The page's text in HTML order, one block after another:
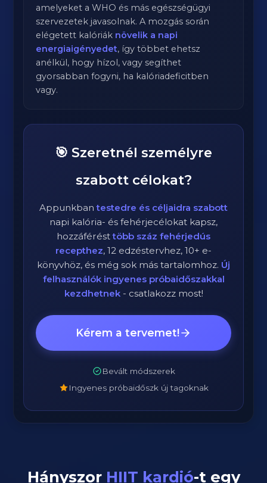
amelyeket a WHO és más egészségügyi
szervezetek javasolnak. A mozgás során
elégetett kalóriák növelik a napi
energiaigényedet, így többet ehetsz
anélkül, hogy hízol, vagy segíthet
gyorsabban fogyni, ha kalóriadeficitben
vagy.
🎯 Szeretnél személyre
szabott célokat?
Appunkbantestedre és céljaidra szabott
napi kalória- és fehérjecélokat kapsz,
hozzáférésttöbb száz fehérjedús
recepthez, 12 edzéstervhez, 10+ e-
könyvhöz, és még sok más tartalomhoz. Új
felhasználók ingyenes próbaidőszakkal
kezdhetnek- csatlakozz most!
Kérem a tervemet!
Bevált módszerek
Ingyenes próbaidőszk új tagoknak
Hányszor HIIT kardió-t egy